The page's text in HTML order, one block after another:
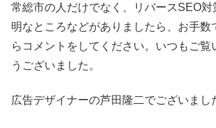
常総市の人だけでなく、リバースSEO対
明なところなどがありましたら、お手数
らコメントをしてください。いつもご覧
うございました。
広告デザイナーの芦田隆二でございまし